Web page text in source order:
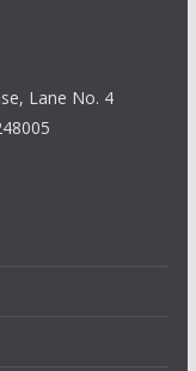
Lane No. 4